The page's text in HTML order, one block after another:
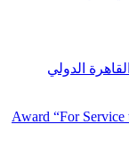
الدولي
Award “For